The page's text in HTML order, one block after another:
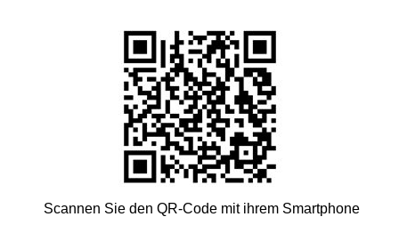
Scannen Sie den QR-Code mit ihrem Smartphone